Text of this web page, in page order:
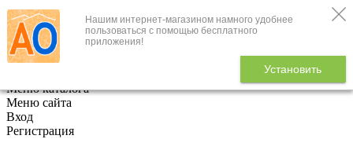
Нашим интернет-магазином намного удобнее
пользоваться с помощью бесплатного
приложения!
Установить
+7 (495) 646-888-1
В корзине
Меню каталога
Меню сайта
Вход
Регистрация